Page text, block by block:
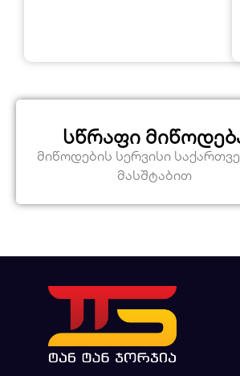
სწრაფი
მიწოდების სერვისი
მასშტაბით